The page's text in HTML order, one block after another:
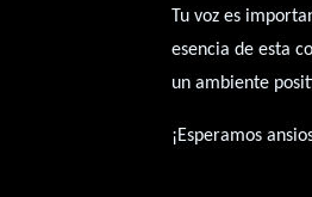
Tu voz es
esencia de esta
un ambiente
¡Esperamos